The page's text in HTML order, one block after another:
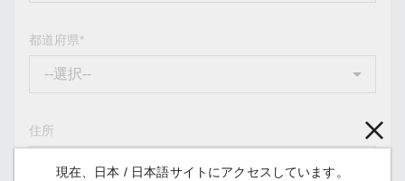
都道府県*
住所
現在、日本 / 日本語サイトにアクセスしています。